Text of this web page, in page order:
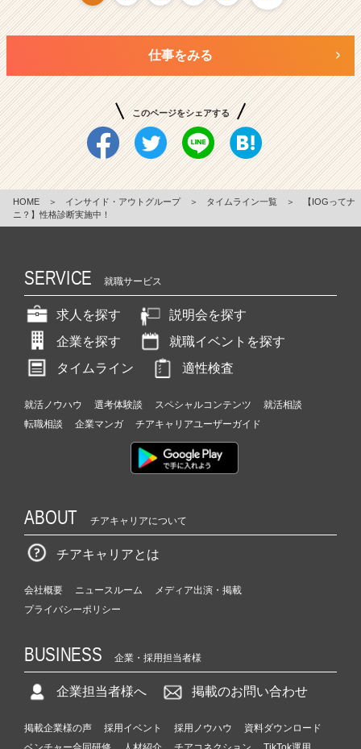
仕事をみる
このページをシェアする
HOME ＞ インサイド・アウトグループ ＞ タイムライン一覧 ＞
【IOGってナ
ニ？】性格診断実施中！
SERVICE 就職サービス
求人を探す
説明会を探す
企業を探す
就職イベントを探す
タイムライン
適性検査
就活ノウハウ 選考体験談 スペシャルコンテンツ
就活相談
転職相談
企業マンガ チアキャリアユーザーガイド
ABOUT チアキャリアについて
チアキャリアとは
会社概要 ニュースルーム
メディア出演・掲載
プライバシーポリシー
BUSINESS 企業・採用担当者様
企業担当者様へ 掲載のお問い合わせ
掲載企業様の声 採用イベント 採用ノウハウ
資料ダウンロード